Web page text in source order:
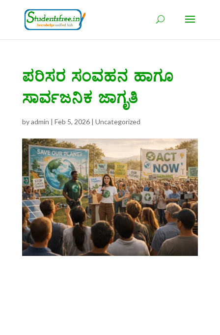
ಪರಿಸರ ಸಂವಹನ ಹಾಗೂ
ಸಾರ್ವಜನಿಕ ಜಾಗೃತಿ
byadmin | Feb 5, 2026| Uncategorized